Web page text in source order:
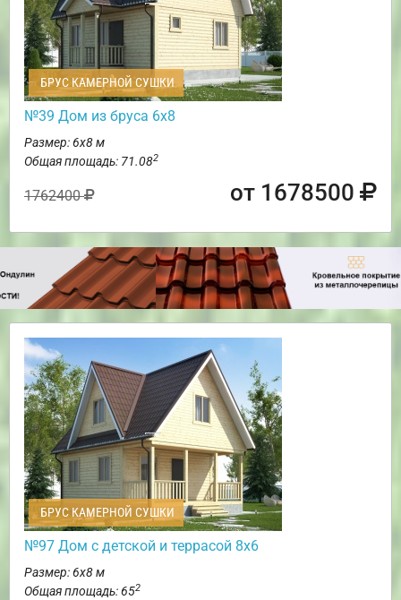
БРУС КАМЕРНОЙ СУШКИ
№39 Дом из бруса 6х8
Размер: 6х8 м
Общая площадь: 71.082
1762400 от 1678500
БРУС КАМЕРНОЙ СУШКИ
№97 Дом с детской и террасой 8х6
Размер: 6х8 м
Общая площадь: 652